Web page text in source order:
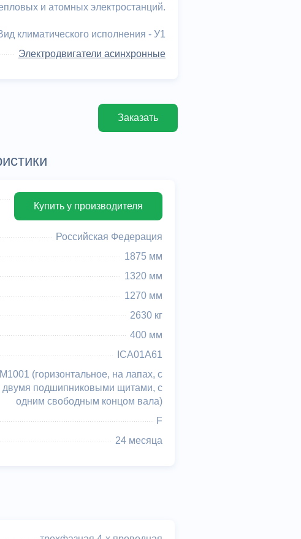
и атомных электростанций.
климатического исполнения - У1
Электродвигатели асинхронные
Заказать
Купить у производителя
Российская Федерация
1875 мм
1320 мм
1270 мм
2630 кг
400 мм
ICA01A61
IM1001 (горизонтальное, на лапах, с
двумя подшипниковыми щитами, с
одним свободным концом вала)
F
24 месяца